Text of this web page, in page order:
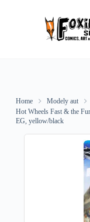
Home Modely aut
Hot Wheels Fast & the
EG, yellow/black